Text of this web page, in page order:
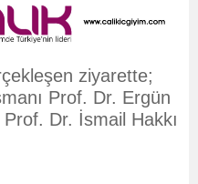
ziyarette;
Prof. Dr. Ergün
Dr. İsmail Hakkı